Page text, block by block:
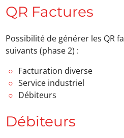
QR Factures
Possibilité de générer les QR
suivants (phase 2) :
Facturation diverse
Service industriel
Débiteurs
Débiteurs